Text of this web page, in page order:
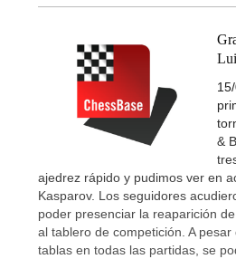
&
ajedrez rápido y pudimos ver en
Kasparov. Los seguidores
poder presenciar la reaparición
al tablero de competición. A
tablas en todas las partidas, se